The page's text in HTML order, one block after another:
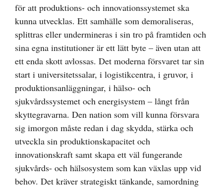
för att produktions- och innovationssystemet ska
kunna utvecklas. Ett samhälle som demoraliseras,
splittras eller undermineras i sin tro på framtiden och
sina egna institutioner är ett lätt byte – även utan att
ett enda skott avlossas. Det moderna försvaret tar sin
start i universitetssalar, i logistikcentra, i gruvor, i
produktionsanläggningar, i hälso- och
sjukvårdssystemet och energisystem – långt från
skyttegravarna. Den nation som vill kunna försvara
sig imorgon måste redan i dag skydda, stärka och
utveckla sin produktionskapacitet och
innovationskraft samt skapa ett väl fungerande
sjukvårds- och hälsosystem som kan växlas upp vid
behov. Det kräver strategiskt tänkande, samordning